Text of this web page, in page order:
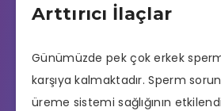
Arttırıcı İlaçlar
Günümüzde pek çok erkek
karşıya kalmaktadır. Sperm
üreme sistemi sağlığının